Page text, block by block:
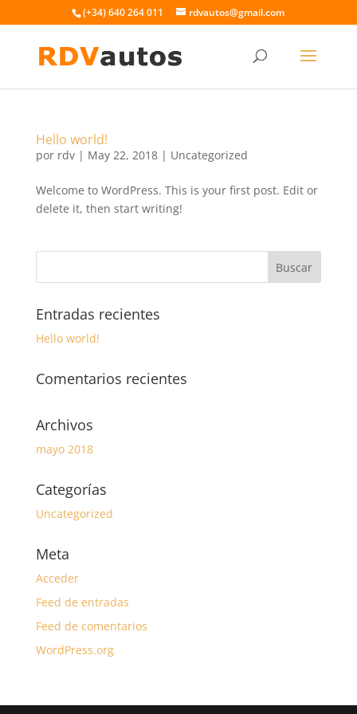
(+34) 640 264 011 rdvautos@gmail.com
Hello world!
por rdv| May 22, 2018| Uncategorized
Welcome to WordPress. This is your first post. Edit or
delete it, then start writing!
Entradas recientes
Hello world!
Comentarios recientes
Archivos
mayo 2018
Categorías
Uncategorized
Meta
Acceder
Feed de entradas
Feed de comentarios
WordPress.org